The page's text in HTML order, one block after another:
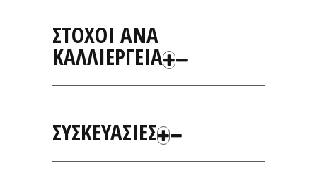
ΣΤΟΧΟΙ ΑΝΑ
ΚΑΛΛΙΕΡΓΕΙΑ
ΣΥΣΚΕΥΑΣΙΕΣ